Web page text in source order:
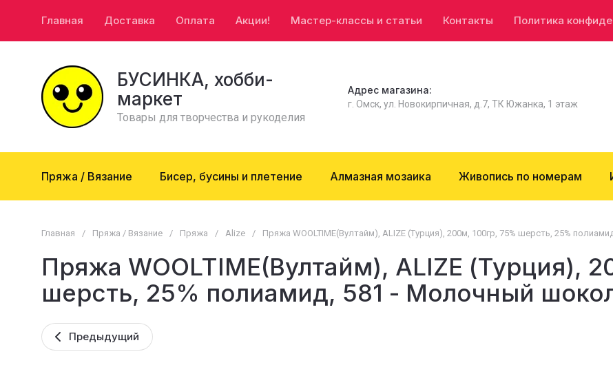
Главная Доставка Оплата Акции! Мастер-классы и статьи Контакты Политика
БУСИНКА, хобби-
маркет
Товары для творчества и рукоделия
Адрес магазина:
г. Омск, ул. Новокирпичная, д.7, ТК Южанка, 1 этаж
Пряжа / Вязание Бисер, бусины и плетение Алмазная мозаика Живопись по номерам
Главная / Пряжа / Вязание / Пряжа / Alize / Пряжа WOOLTIME(Вултайм), ALIZE (Турция), 200м, 100гр, 75% шерсть, 25%
Пряжа WOOLTIME(Вултайм), ALIZE (Турция),
шерсть, 25% полиамид, 581 - Молочный
Предыдущий